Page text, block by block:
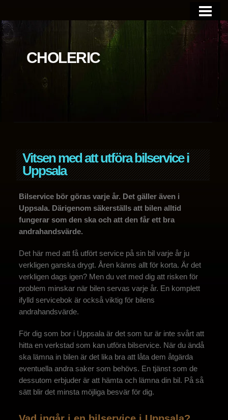
OM SIDAN
CHOLERIC
Vitsen med att utföra bilservice i
Uppsala
Bilservice bör göras varje år. Det gäller även i
Uppsala. Därigenom säkerställs att bilen alltid
fungerar som den ska och att den får ett bra
andrahandsvärde.
Det här med att få utfört service på sin bil varje år ju
verkligen ganska drygt. Åren känns allt för korta. Är det
verkligen dags igen? Men du vet med dig att risken för
problem minskar när bilen servas varje år. En komplett
ifylld servicebok är också viktig för bilens
andrahandsvärde.
För dig som bor i Uppsala är det som tur är inte svårt att
hitta en verkstad som kan utföra bilservice. När du ändå
ska lämna in bilen är det lika bra att låta dem åtgärda
eventuella andra saker som behövs. En tjänst som de
dessutom erbjuder är att hämta och lämna din bil. På så
sätt blir det minsta möjliga besvär för dig.